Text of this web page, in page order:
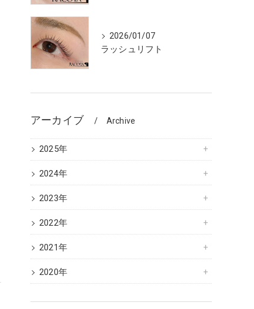
2026/01/07
ラッシュリフト
アーカイブ Archive
2025年
2024年
2023年
2022年
2021年
2020年